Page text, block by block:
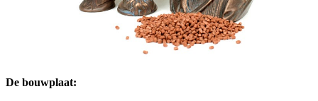
De bouwplaat: